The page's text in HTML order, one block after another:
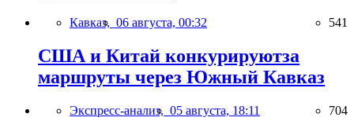
Кавказ, 06 августа, 00:32 541
США и Китай конкурируютза
маршруты через Южный Кавказ
Экспресс-анализ, 05 августа, 18:11 704